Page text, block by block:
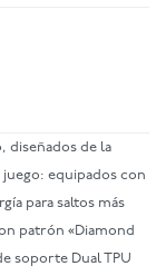
diseñados de la
equipados con
para saltos más
patrón «Diamond
soporte Dual TPU